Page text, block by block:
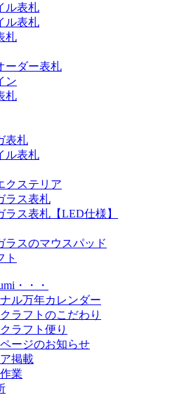
ル表札
ル表札
札
ダー表札
ン
札
表札
ル表札
クステリア
ラス表札
ラス表札【LED仕様】
ラスのマウスパッド
ト
・・・
ル万年カレンダー
ラフトのこだわり
ラフト便り
ージのお知らせ
掲載
業